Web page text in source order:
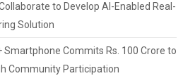
to Develop AI-Enabled Real-
Solution
Smartphone Commits Rs. 100 Crore to
Community Participation